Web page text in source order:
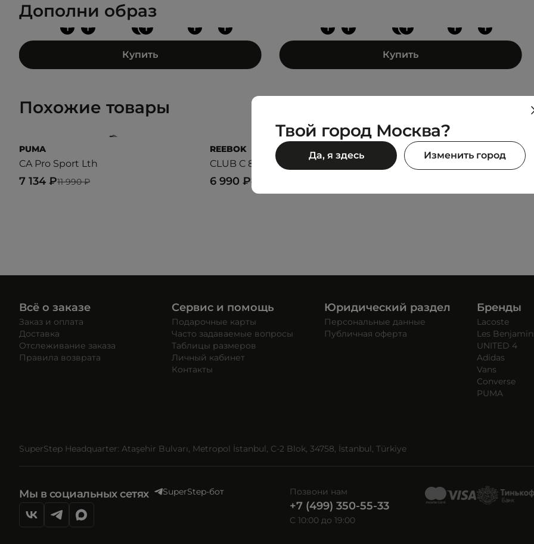
Дополни образ
+
+
+ + +
+
Купить
+
+
+ + +
+
Купить
Похожие товары
PUMA
CA Pro Sport Lth
11 990 ₽
7 134 ₽
REEBOK
CLUB C 85
11 990 ₽
6 990 ₽
PUMA
Ferrari Palermo
Всё о заказе
Заказ и оплата
Доставка
Отслеживание заказа
Правила возврата
Сервис и помощь
Подарочные карты
Часто задаваемые вопросы
Таблицы размеров
Личный кабинет
Контакты
Юридический раздел
Персональные данные
Публичная оферта
Бренды
Lacoste
Les
UNITED 4
Adidas
Vans
Converse
PUMA
SuperStep Headquarter: Ataşehir Bulvarı, Metropol İstanbul, C-2 Blok, 34758, İstanbul, Türkiye
Мы в социальных сетях SuperStep-бот Позвони нам
+7 (499) 350-55-33
C 10:00 до 19:00
Твой город Москва?
Да, я здесь Изменить город